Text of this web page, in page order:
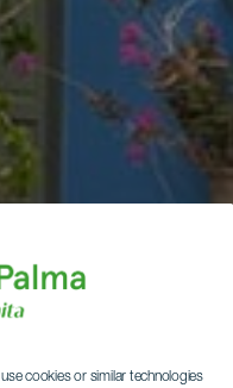
use cookies or similar technologies